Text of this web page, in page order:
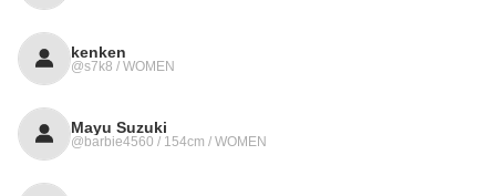
kenken
@s7k8 / WOMEN
Mayu Suzuki
@barbie4560 / 154cm / WOMEN